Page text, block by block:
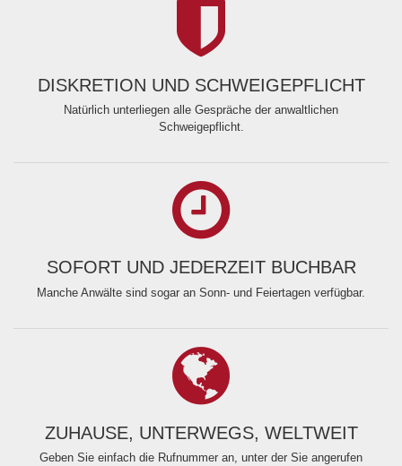
DISKRETION UND SCHWEIGEPFLICHT
Natürlich unterliegen alle Gespräche der anwaltlichen
Schweigepflicht.
SOFORT UND JEDERZEIT BUCHBAR
Manche Anwälte sind sogar an Sonn- und Feiertagen verfügbar.
ZUHAUSE, UNTERWEGS, WELTWEIT
Geben Sie einfach die Rufnummer an, unter der Sie angerufen